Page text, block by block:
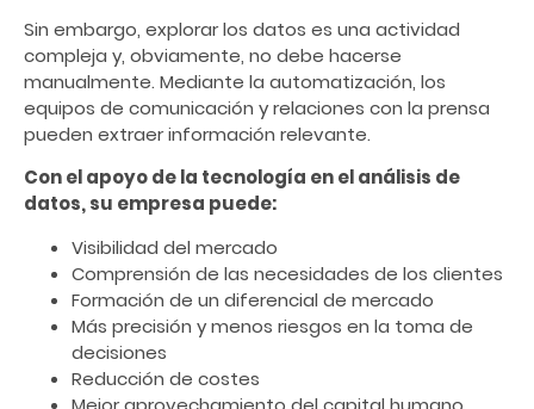
Sin embargo, explorar los datos es una actividad
compleja y, obviamente, no debe hacerse
manualmente. Mediante la automatización, los
equipos de comunicación y relaciones con la prensa
pueden extraer información relevante.
Con el apoyo de la tecnología en el análisis de
datos, su empresa puede:
Visibilidad del mercado
Comprensión de las necesidades de los clientes
Formación de un diferencial de mercado
Más precisión y menos riesgos en la toma de
decisiones
Reducción de costes